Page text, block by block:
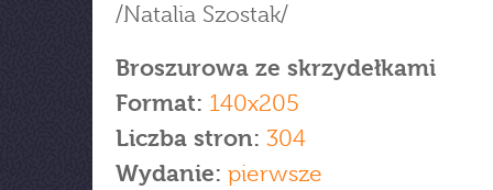
/Natalia Szostak/
Broszurowa ze skrzydełkami
Format: 140x205
Liczba stron: 304
Wydanie: pierwsze